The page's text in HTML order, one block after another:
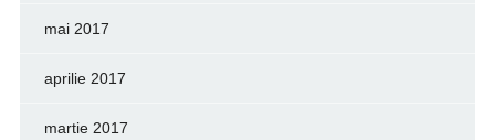
mai 2017
aprilie 2017
martie 2017